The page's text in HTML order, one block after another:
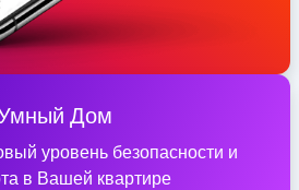
Дом
уровень безопасности и
в Вашей квартире